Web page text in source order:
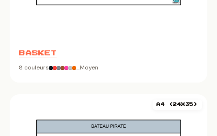
BASKET
8 couleurs Moyen
A4 (24X35)